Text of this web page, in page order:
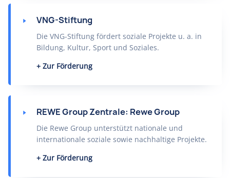
VNG-Stiftung
Die VNG-Stiftung fördert soziale Projekte u. a. in
Bildung, Kultur, Sport und Soziales.
Zur Förderung
REWE Group Zentrale: Rewe Group
Die Rewe Group unterstützt nationale und
internationale soziale sowie nachhaltige Projekte.
Zur Förderung